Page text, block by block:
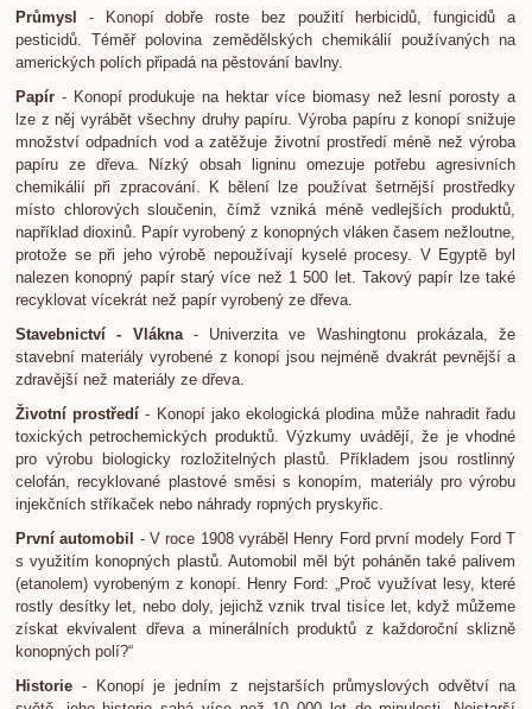
Průmysl
- Konopí dobře roste bez použití herbicidů, fungicidů a
pesticidů. Téměř polovina zemědělských chemikálií používaných na
amerických polích připadá na pěstování bavlny.
Papír - Konopí produkuje na hektar více biomasy než lesní porosty a
lze z něj vyrábět všechny druhy papíru. Výroba papíru z konopí snižuje
množství odpadních vod a zatěžuje životní prostředí méně než výroba
papíru ze dřeva. Nízký obsah ligninu omezuje potřebu agresivních
chemikálií při zpracování. K bělení lze používat šetrnější prostředky
místo chlorových sloučenin, čímž vzniká méně vedlejších produktů,
například dioxinů. Papír vyrobený z konopných vláken časem nežloutne,
protože se při jeho výrobě nepoužívají kyselé procesy. V Egyptě byl
nalezen konopný papír starý více než 1 500 let. Takový papír lze také
recyklovat vícekrát než papír vyrobený ze dřeva.
Stavebnictví - Vlákna- Univerzita ve Washingtonu prokázala, že
stavební materiály vyrobené z konopí jsou nejméně dvakrát pevnější a
zdravější než materiály ze dřeva.
Životní prostředí- Konopí jako ekologická plodina může nahradit řadu
toxických petrochemických produktů. Výzkumy uvádějí, že je vhodné
pro výrobu biologicky rozložitelných plastů. Příkladem jsou rostlinný
celofán, recyklované plastové směsi s konopím, materiály pro výrobu
injekčních stříkaček nebo náhrady ropných pryskyřic.
První automobil - V roce 1908 vyráběl Henry Ford první modely Ford T
s využitím konopných plastů. Automobil měl být poháněn také palivem
(etanolem) vyrobeným z konopí. Henry Ford: „Proč využívat lesy, které
rostly desítky let, nebo doly, jejichž vznik trval tisíce let, když můžeme
získat ekvivalent dřeva a minerálních produktů z každoroční sklizně
konopných polí?“
Historie - Konopí je jedním z nejstarších průmyslových odvětví na